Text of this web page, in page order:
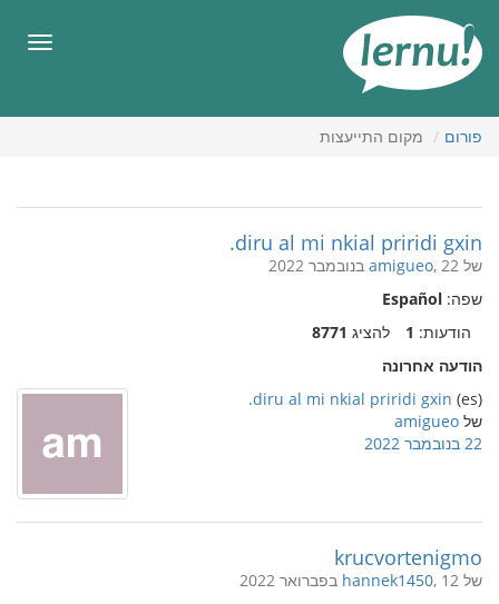
העניינים
פורום מקום התייעצות
diru al mi nkial priridi gxin.
של amigueo, 22 בנובמבר 2022
שפה: Español
הודעות: 1 להציג 8771
הודעה אחרונה
(es)
diru al mi nkial priridi gxin.
של amigueo
22 בנובמבר 2022
krucvortenigmo
של hannek1450, 12 בפברואר 2022